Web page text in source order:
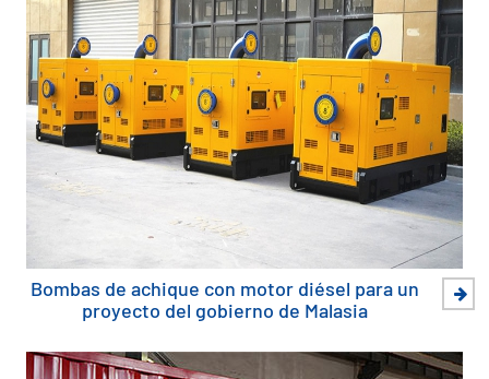
Bombas de achique con motor diésel para un
proyecto del gobierno de Malasia